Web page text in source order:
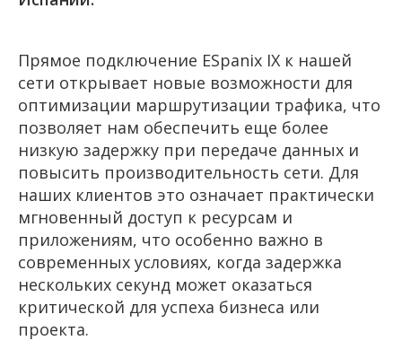
Прямое подключение ESpanix IX к нашей
сети открывает новые возможности для
оптимизации маршрутизации трафика, что
позволяет нам обеспечить еще более
низкую задержку при передаче данных и
повысить производительность сети. Для
наших клиентов это означает практически
мгновенный доступ к ресурсам и
приложениям, что особенно важно в
современных условиях, когда задержка
нескольких секунд может оказаться
критической для успеха бизнеса или
проекта.